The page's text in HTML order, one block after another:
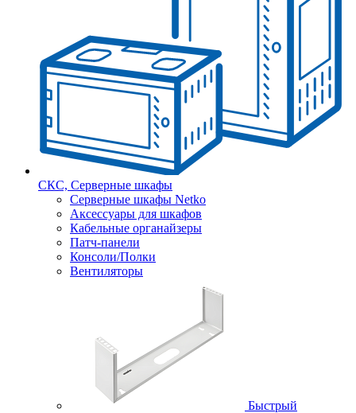
СКС, Серверные шкафы
Серверные шкафы Netko
Аксессуары для шкафов
Кабельные органайзеры
Патч-панели
Консоли/Полки
Вентиляторы
Быстрый